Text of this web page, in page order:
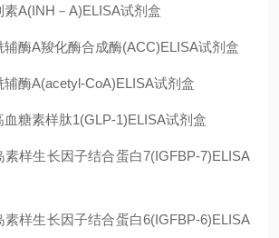
素A(INH－A)ELISA试剂盒
辅酶A羧化酶合成酶(ACC)ELISA试剂盒
辅酶A(acetyl-CoA)ELISA试剂盒
血糖素样肽1(GLP-1)ELISA试剂盒
素样生长因子结合蛋白7(IGFBP-7)ELISA
素样生长因子结合蛋白6(IGFBP-6)ELISA